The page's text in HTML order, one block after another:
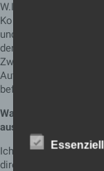
W.I.R. verstehen
und in der Förderung
der Alltagssituationen.
Zwei
Autismus begangen
befragt.
Was ist für dich am
aus dem Autismus
Ich mag es, dass
direkt sind
Essenziell